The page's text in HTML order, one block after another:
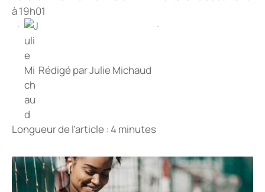
à 19h01
·
Rédigé parJulie Michaud
·
Longueur de l’article : 4 minutes